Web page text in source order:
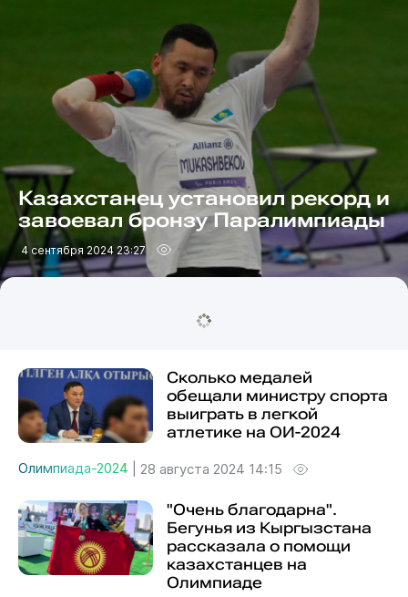
Казахстанец установил рекорд и
завоевал бронзу Паралимпиады
4 сентября 2024 23:27
Сколько медалей
обещали министру спорта
выиграть в легкой
атлетике на ОИ-2024
Олимпиада-2024 28 августа 2024 14:15
"Очень благодарна".
Бегунья из Кыргызстана
рассказала о помощи
казахстанцев на
Олимпиаде